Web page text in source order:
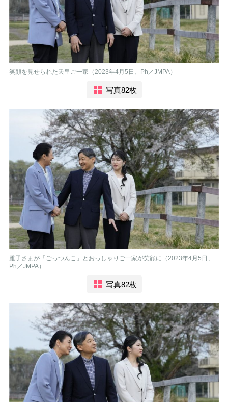
笑顔を見せられた天皇ご一家（2023年4月5日、Ph／JMPA）
写真82枚
雅子さまが「ごっつんこ」とおっしゃりご一家が笑顔に（2023年4月5日、
Ph／JMPA）
写真82枚